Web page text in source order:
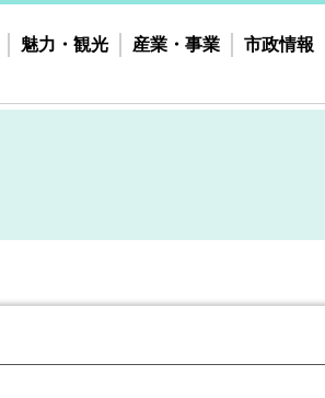
魅力・観光 産業・事業 市政情報